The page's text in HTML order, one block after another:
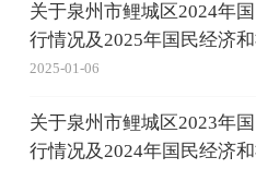
关于泉州市鲤城区2024年
行情况及2025年国民经济
2025-01-06
关于泉州市鲤城区2023年
行情况及2024年国民经济